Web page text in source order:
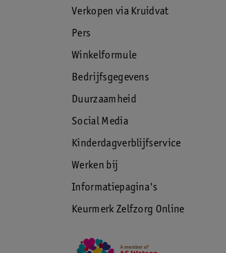
Verkopen via Kruidvat
Pers
Winkelformule
Bedrijfsgegevens
Duurzaamheid
Social Media
Kinderdagverblijfservice
Werken bij
Informatiepagina's
Keurmerk Zelfzorg Online